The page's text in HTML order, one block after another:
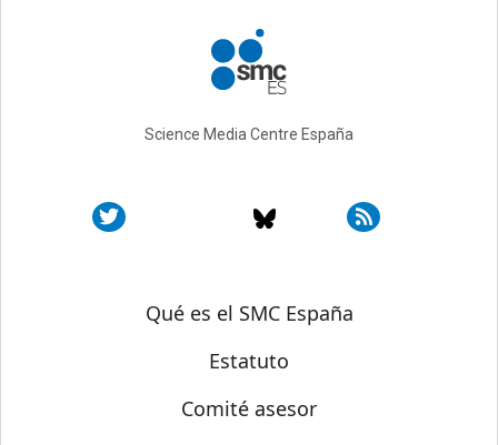
Science Media Centre España
Sobre SMC España
Qué es el SMC España
Estatuto
Comité asesor